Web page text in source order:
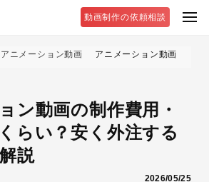
動画制作の依頼相談
アニメーション動画 アニメーション動画の制作
ン動画の制作費用・
らい？安く外注する
説
2026/05/25